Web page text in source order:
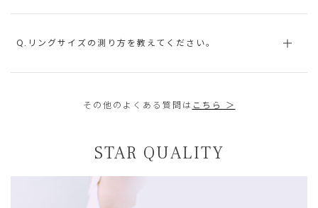
Q.リングサイズの測り方を教えてください。
その他のよくある質問は こちら ＞
STAR QUALITY